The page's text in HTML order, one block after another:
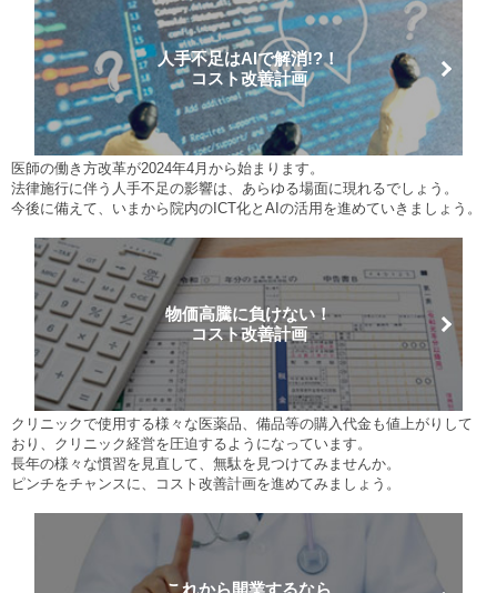
人手不足はAIで解消!?！
コスト改善計画
医師の働き方改革が2024年4月から始まります。
法律施行に伴う人手不足の影響は、あらゆる場面に現れるでしょう。
今後に備えて、いまから院内のICT化とAIの活用を進めていきましょう。
物価高騰に負けない！
コスト改善計画
クリニックで使用する様々な医薬品、備品等の購入代金も値上がりして
おり、クリニック経営を圧迫するようになっています。
長年の様々な慣習を見直して、無駄を見つけてみませんか。
ピンチをチャンスに、コスト改善計画を進めてみましょう。
これから開業するなら